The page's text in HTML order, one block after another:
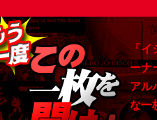
「イ
ーナ
アル
な一